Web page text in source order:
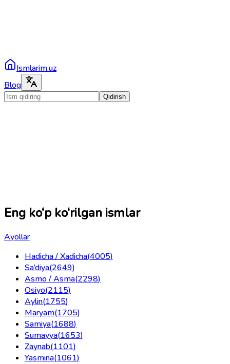
Ismlarim.uz
Blog
Qidirish
Eng ko‘p ko‘rilgan ismlar
Ayollar
Hadicha / Xadicha(4005)
Sa’diya(2649)
Asmo / Asma(2298)
Osiyo(2115)
Aylin(1755)
Maryam(1705)
Samiya(1688)
Sumayya(1653)
Zaynab(1101)
Yasmina(1061)